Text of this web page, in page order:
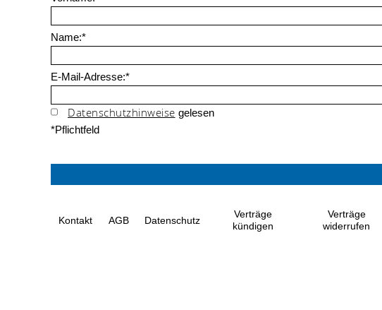
Name:*
E-Mail-Adresse:*
Datenschutzhinweise gelesen
*Pflichtfeld
Kontakt AGB Datenschutz
Verträge
kündigen
Verträge
widerrufen